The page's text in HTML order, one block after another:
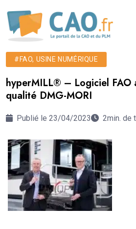
#FAO, USINE NUMÉRIQUE
hyperMILL® – Logiciel FAO
qualité DMG-MORI
Publié le 23/04/2023 2min. de